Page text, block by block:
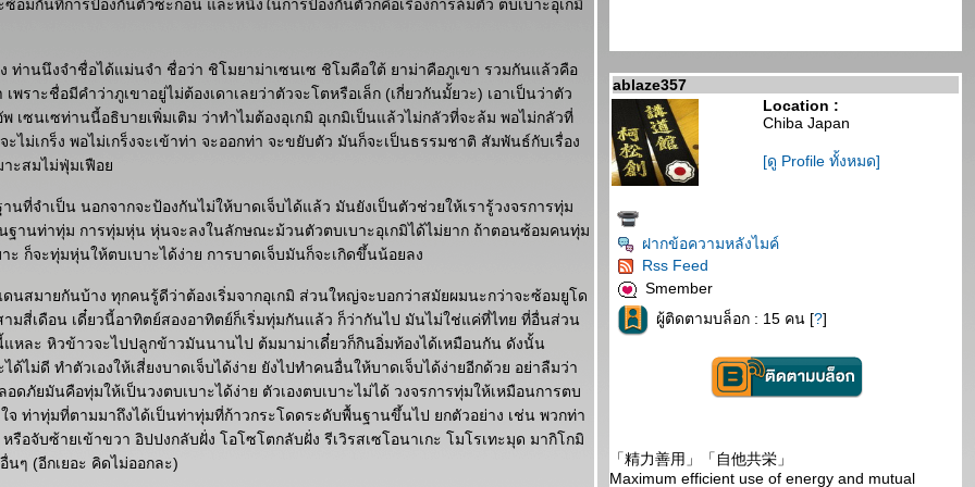
ซ้อมกันที่การป้องกันตัวซะก่อน และหนึ่งในการป้องกันตัวก็คือเรื่องการล้มตัว ตบเบาะอุเกมิ
ท่านนึงจำชื่อได้แม่นจำ ชื่อว่า ชิโมยาม่าเซนเซ ชิโมคือใต้ ยาม่าคือภูเขา รวมกันแล้วคือ
เพราะชื่อมีคำว่าภูเขาอยู่ไม่ต้องเดาเลยว่าตัวจะโตหรือเล็ก (เกี่ยวกันมั้ยวะ) เอาเป็นว่าตัว
เซนเซท่านนี้อธิบายเพิ่มเติม ว่าทำไมต้องอุเกมิ อุเกมิเป็นแล้วไม่กลัวที่จะล้ม พอไม่กลัวที่
ะไม่เกร็ง พอไม่เกร็งจะเข้าท่า จะออกท่า จะขยับตัว มันก็จะเป็นธรรมชาติ สัมพันธ์กับเรื่อง
าะสมไม่ฟุ่มเฟือ
านที่จำเป็น นอกจากจะป้องกันไม่ให้บาดเจ็บได้แล้ว มันยังเป็นตัวช่วยให้เรารู้วงจรการทุ่ม
ฐานท่าทุ่ม การทุ่มหุ่น หุ่นจะลงในลักษณะม้วนตัวตบเบาะอุเกมิได้ไม่ยาก ถ้าตอนซ้อมคนทุ่ม
าะ ก็จะทุ่มหุ่นให้ตบเบาะได้ง่าย การบาดเจ็บมันก็จะเกิดขึ้นน้อยลง
นสมายกันบ้าง ทุกคนรู้ดีว่าต้องเริ่มจากอุเกมิ ส่วนใหญ่จะบอกว่าสมัยผมนะกว่าจะซ้อมยูโด
ามสี่เดือน เดี๋ยวนี้อาทิตย์สองอาทิตย์ก็เริ่มทุ่มกันแล้ว ก็ว่ากันไป มันไม่ใช่แค่ที่ไทย ที่อื่นส่วน
ละ หิวข้าวจะไปปลูกข้าวมันนานไป ต้มมาม่าเดี๋ยวก็กินอิ่มท้องได้เหมือนกัน ดังนั้น
ด้ไม่ดี ทำตัวเองให้เสี่ยงบาดเจ็บได้ง่าย ยังไปทำคนอื่นให้บาดเจ็บได้ง่ายอีกด้วย อย่าลืมว่า
ดภัยมันคือทุ่มให้เป็นวงตบเบาะได้ง่าย ตัวเองตบเบาะไม่ได้ วงจรการทุ่มให้เหมือนการตบ
ใจ ท่าทุ่มที่ตามมาถึงได้เป็นท่าทุ่มที่ก้าวกระโดดระดับพื้นฐานขึ้นไป ยกตัวอย่าง เช่น พวกท่า
รือจับซ้ายเข้าขวา อิปปงกลับฝั่ง โอโซโตกลับฝั่ง รีเวิรสเซโอนาเกะ โมโรเทะมุด มากิโกมิ
นๆ (อีกเยอะ คิดไม่ออกละ)
ablaze357
Location :
Chiba Japan
[ดู Profile ทั้งหมด]
ฝากข้อความหลังไมค์
Rss Feed
Smember
ผู้ติดตามบล็อก : 15 คน [?]
「精力善用」「自他共栄」
Maximum efficient use of energy and mutual